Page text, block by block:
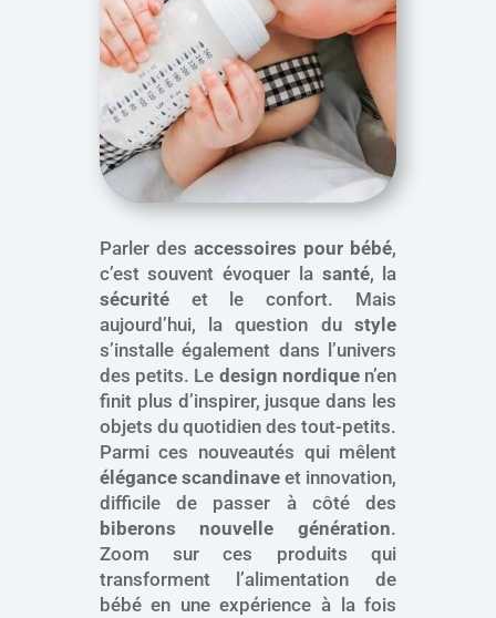
Parler des accessoires pour bébé,
c’est souvent évoquer la santé, la
sécuritéet le confort. Mais
aujourd’hui, la question dustyle
s’installe également dans l’univers
des petits. Le design nordique n’en
finit plus d’inspirer, jusque dans les
objets du quotidien des tout-petits.
Parmi ces nouveautés qui mêlent
élégance scandinaveet innovation,
difficile de passer à côté des
biberons nouvelle génération.
Zoom sur ces produits qui
transforment l’alimentation de
bébé en une expérience à la fois